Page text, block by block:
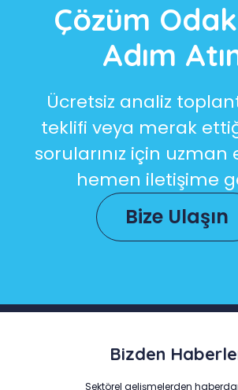
Çözüm
Adım
Ücretsiz analiz
teklifi veya merak
sorularınız için uzman
hemen iletişime
Bize Ulaşın
Bizden
Sektörel gelişmelerden